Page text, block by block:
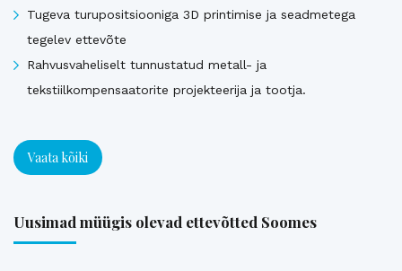
Tugeva turupositsiooniga 3D printimise ja seadmetega
tegelev ettevõte
Rahvusvaheliselt tunnustatud metall- ja
tekstiilkompensaatorite projekteerija ja tootja.
Vaata kõiki
Uusimad müügis olevad ettevõtted Soomes